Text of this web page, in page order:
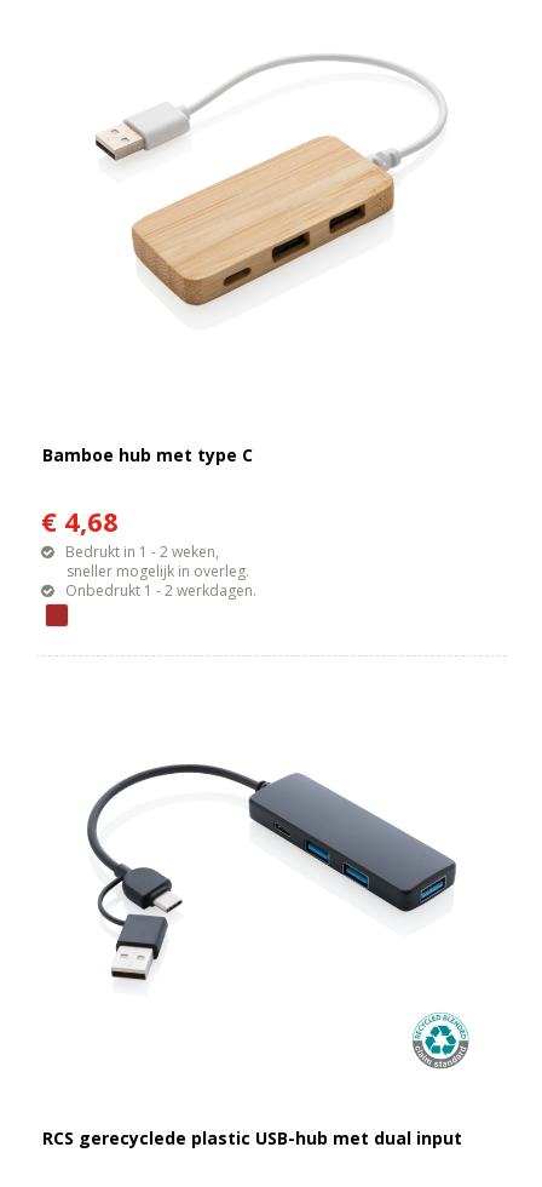
Bamboe hub met type C
€ 4,68
Bedrukt in 1 - 2 weken,
sneller mogelijk in overleg.
Onbedrukt 1 - 2 werkdagen.
RCS gerecyclede plastic USB-hub met dual input